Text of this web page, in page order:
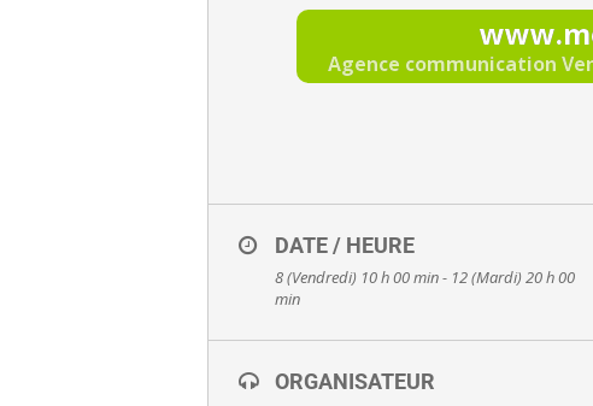
Agence communication
DATE / HEURE
8 (Vendredi) 10 h 00 min - 12 (Mardi) 20 h 00
min
ORGANISATEUR